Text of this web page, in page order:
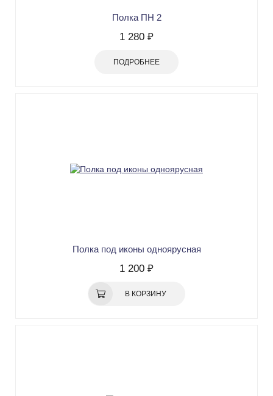
Полка ПН 2
1 280 ₽
ПОДРОБНЕЕ
Полка под иконы одноярусная
1 200 ₽
В КОРЗИНУ